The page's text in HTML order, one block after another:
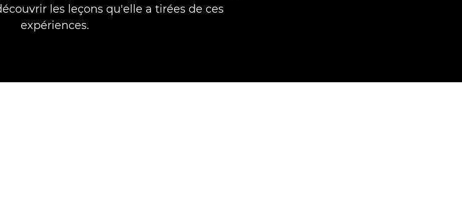
les leçons qu'elle a tirées de ces
expériences.